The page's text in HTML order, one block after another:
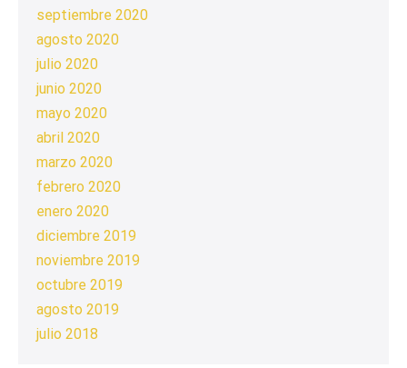
septiembre 2020
agosto 2020
julio 2020
junio 2020
mayo 2020
abril 2020
marzo 2020
febrero 2020
enero 2020
diciembre 2019
noviembre 2019
octubre 2019
agosto 2019
julio 2018